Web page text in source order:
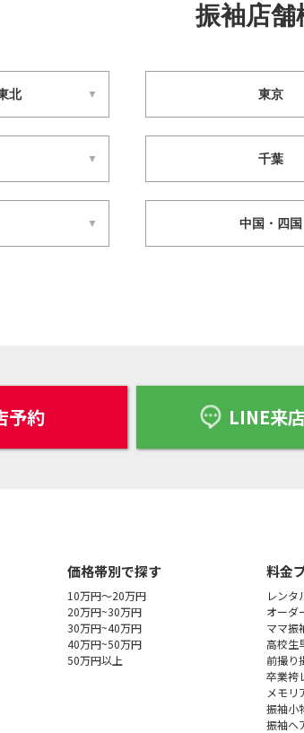
振袖店舗
北 東京
千葉
中国・四国
予約 LINE来
価格帯別で探す
10万円～20万円
20万円~30万円
30万円~40万円
40万円~50万円
50万円以上
料金
レンタ
オーダ
ママ振
高校生
前撮り
卒業袴
メモリ
振袖小
振袖ヘ